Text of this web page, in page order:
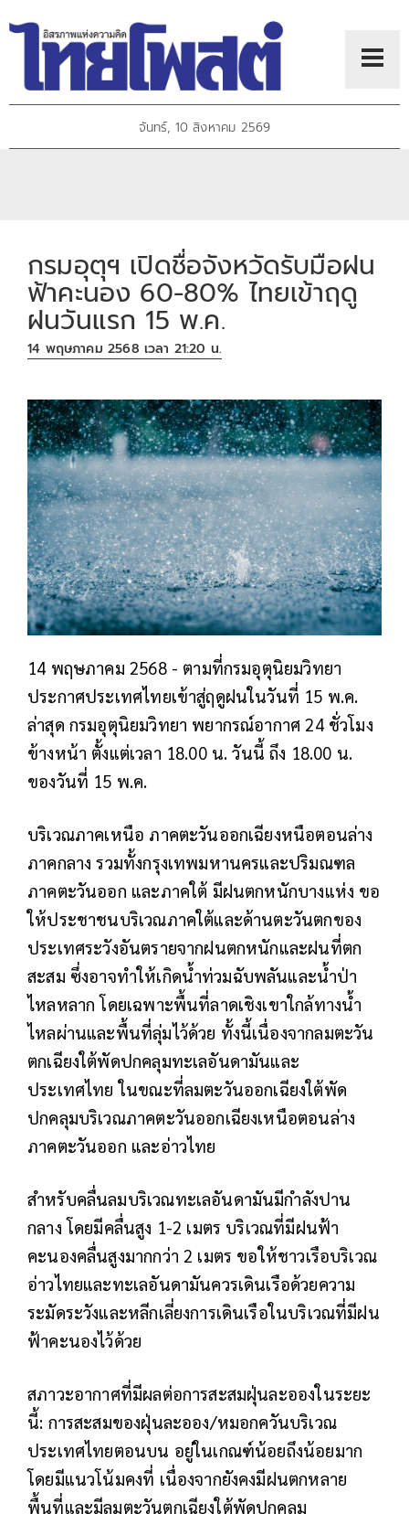
จันทร์, 10 สิงหาคม 2569
กรมอุตุฯ เปิดชื่อจังหวัดรับมือฝน
ฟ้าคะนอง 60-80% ไทยเข้าฤดู
ฝนวันแรก 15 พ.ค.
14 พฤษภาคม 2568 เวลา 21:20 น.
14 พฤษภาคม 2568 - ตามที่กรมอุตุนิยมวิทยา
ประกาศประเทศไทยเข้าสู่ฤดูฝนในวันที่ 15 พ.ค.
ล่าสุด กรมอุตุนิยมวิทยา พยากรณ์อากาศ 24 ชั่วโมง
ข้างหน้า ตั้งแต่เวลา 18.00 น. วันนี้ ถึง 18.00 น.
ของวันที่ 15 พ.ค.
บริเวณภาคเหนือ ภาคตะวันออกเฉียงหนือตอนล่าง
ภาคกลาง รวมทั้งกรุงเทพมหานครและปริมณฑล
ภาคตะวันออก และภาคใต้ มีฝนตกหนักบางแห่ง ขอ
ให้ประชาชนบริเวณภาคใต้และด้านตะวันตกของ
ประเทศระวังอันตรายจากฝนตกหนักและฝนที่ตก
สะสม ซึ่งอาจทำให้เกิดน้ำท่วมฉับพลันและน้ำป่า
ไหลหลาก โดยเฉพาะพื้นที่ลาดเชิงเขาใกล้ทางน้ำ
ไหลผ่านและพื้นที่ลุ่มไว้ด้วย ทั้งนี้เนื่องจากลมตะวัน
ตกเฉียงใต้พัดปกคลุมทะเลอันดามันและ
ประเทศไทย ในขณะที่ลมตะวันออกเฉียงใต้พัด
ปกคลุมบริเวณภาคตะวันออกเฉียงเหนือตอนล่าง
ภาคตะวันออก และอ่าวไทย
สำหรับคลื่นลมบริเวณทะเลอันดามันมีกำลังปาน
กลาง โดยมีคลื่นสูง 1-2 เมตร บริเวณที่มีฝนฟ้า
คะนองคลื่นสูงมากกว่า 2 เมตร ขอให้ชาวเรือบริเวณ
อ่าวไทยและทะเลอันดามันควรเดินเรือด้วยความ
ระมัดระวังและหลีกเลี่ยงการเดินเรือในบริเวณที่มีฝน
ฟ้าคะนองไว้ด้วย
สภาวะอากาศที่มีผลต่อการสะสมฝุ่นละอองในระยะ
นี้: การสะสมของฝุ่นละออง/หมอกควันบริเวณ
ประเทศไทยตอนบน อยู่ในเกณฑ์น้อยถึงน้อยมาก
โดยมีแนวโน้มคงที่ เนื่องจากยังคงมีฝนตกหลาย
พื้นที่และมีลมตะวันตกเฉียงใต้พัดปกคลุม